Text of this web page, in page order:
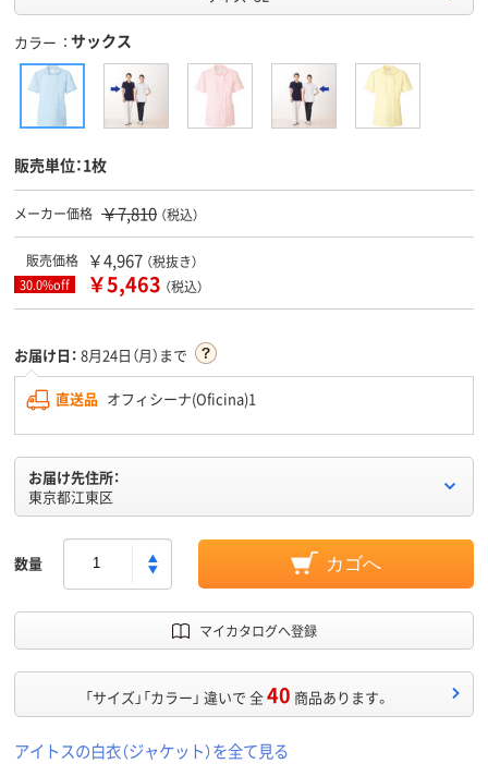
カラー サックス
販売単位：1枚
メーカー価格 ￥7,810 （税込）
販売価格 ￥4,967 （税抜き）
30.0%off ￥5,463 （税込）
お届け日： 8月24日（月）まで
直送品 オフィシーナ(Oficina)1
お届け先住所：
東京都江東区
数量 カゴへ
マイカタログへ登録
「サイズ」「カラー」 違いで 全40 商品あります。
アイトスの白衣（ジャケット）を全て見る